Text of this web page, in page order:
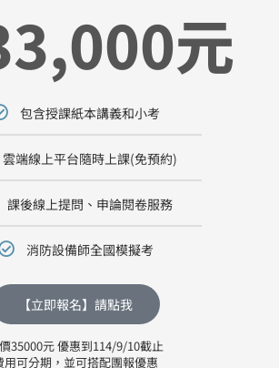
元
包含授課紙本講義和小考
雲端線上平台隨時上課(免預約)
課後線上提問、申論閱卷服務
消防設備師全國模擬考
【立即報名】請點我
35000元 優惠到114/9/10截止
用可分期，並可搭配團報優惠